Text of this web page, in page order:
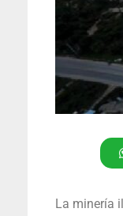
La minería